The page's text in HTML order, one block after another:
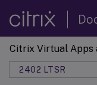
Citrix Virtual Apps
2402 LTSR